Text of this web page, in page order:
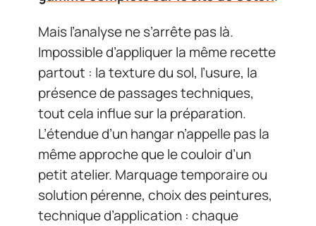
Mais l’analyse ne s’arrête pas là.
Impossible d’appliquer la même recette
partout : la texture du sol, l’usure, la
présence de passages techniques,
tout cela influe sur la préparation.
L’étendue d’un hangar n’appelle pas la
même approche que le couloir d’un
petit atelier. Marquage temporaire ou
solution pérenne, choix des peintures,
technique d’application : chaque